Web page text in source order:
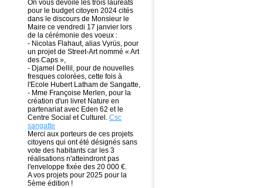
On vous dévoile les trois lauréats
pour le budget citoyen 2024 cités
dans le discours de Monsieur le
Maire ce vendredi 17 janvier lors
de la cérémonie des voeux :
- Nicolas Flahaut, alias Vyrüs, pour
un projet de Street-Art nommé « Art
des Caps »,
- Djamel Dellil, pour de nouvelles
fresques colorées, cette fois à
l'Ecole Hubert Latham de Sangatte,
- Mme Françoise Merlen, pour la
création d'un livret Nature en
partenariat avec Eden 62 et le
Centre Social et Culturel. Csc
sangatte
Merci aux porteurs de ces projets
citoyens qui ont été désignés sans
vote des habitants car les 3
réalisations n'atteindront pas
l'enveloppe fixée des 20 000 €.
A vos projets pour 2025 pour la
5ème édition !